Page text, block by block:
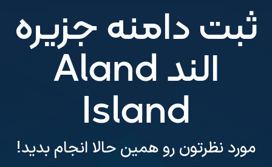
ثبت دامنه جزیره
الند Aland
Island
مورد نظرتون رو همین حالا انجام بدید!